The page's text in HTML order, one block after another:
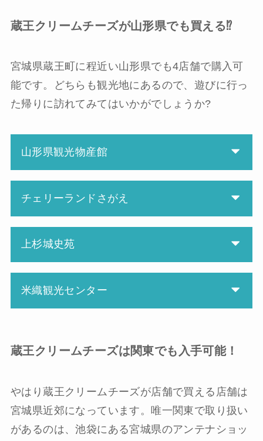
蔵王クリームチーズが山形県でも買える⁉
宮城県蔵王町に程近い山形県でも4店舗で購入可
能です。どちらも観光地にあるので、遊びに行っ
た帰りに訪れてみてはいかがでしょうか?
山形県観光物産館
チェリーランドさがえ
上杉城史苑
米織観光センター
蔵王クリームチーズは関東でも入手可能！
やはり蔵王クリームチーズが店舗で買える店舗は
宮城県近郊になっています。唯一関東で取り扱い
があるのは、池袋にある宮城県のアンテナショッ